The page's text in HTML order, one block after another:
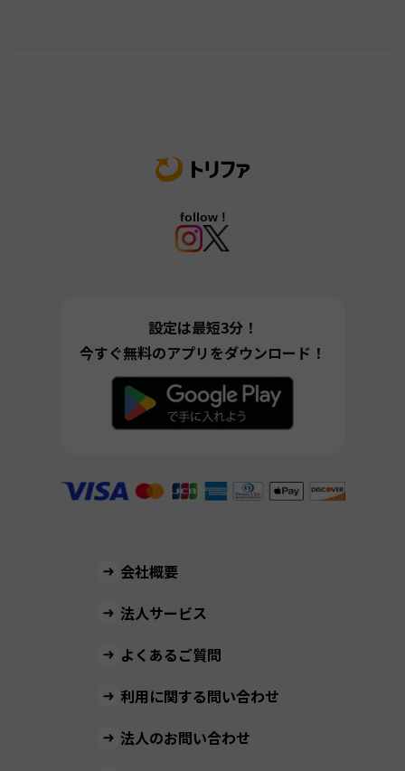
follow !
設定は最短3分！
今すぐ無料のアプリをダウンロード！
会社概要
法人サービス
よくあるご質問
利用に関する問い合わせ
法人のお問い合わせ